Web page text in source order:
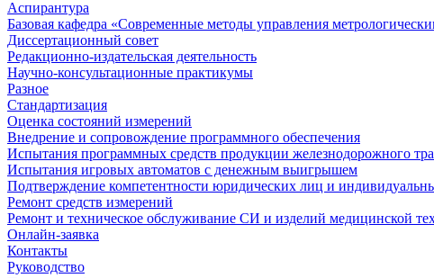
Аспирантура
Базовая кафедра «Современные методы управления
Диссертационный совет
Редакционно-издательская деятельность
Научно-консультационные практикумы
Разное
Стандартизация
Оценка состояний измерений
Внедрение и сопровождение программного обеспечения
Испытания программных средств продукции железнодорожного
Испытания игровых автоматов с денежным выигрышем
Подтверждение компетентности юридических лиц и
Ремонт средств измерений
Ремонт и техническое обслуживание СИ и изделий медицинской
Онлайн-заявка
Контакты
Руководство